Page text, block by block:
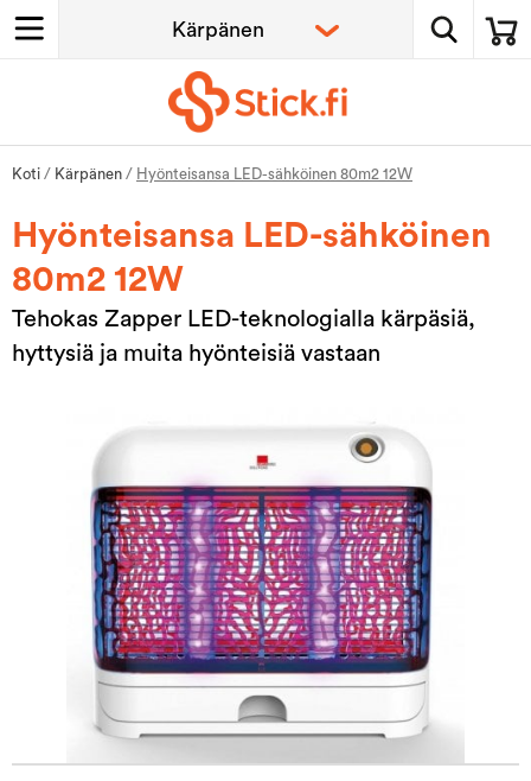
Koti / Kärpänen / Hyönteisansa LED-sähköinen 80m2 12W
Hyönteisansa LED-sähköinen
80m2 12W
Tehokas Zapper LED-teknologialla kärpäsiä,
hyttysiä ja muita hyönteisiä vastaan